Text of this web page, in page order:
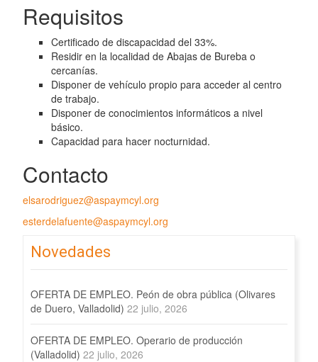
Requisitos
Certificado de discapacidad del 33%.
Residir en la localidad de Abajas de Bureba o
cercanías.
Disponer de vehículo propio para acceder al centro
de trabajo.
Disponer de conocimientos informáticos a nivel
básico.
Capacidad para hacer nocturnidad.
Contacto
elsarodriguez@aspaymcyl.org
esterdelafuente@aspaymcyl.org
Novedades
OFERTA DE EMPLEO. Peón de obra pública (Olivares
de Duero, Valladolid) 22 julio, 2026
OFERTA DE EMPLEO. Operario de producción
(Valladolid) 22 julio, 2026